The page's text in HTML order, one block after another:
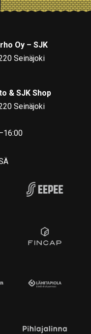
Oy – SJK
Seinäjoki
& SJK Shop
Seinäjoki